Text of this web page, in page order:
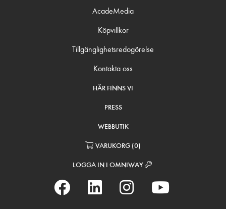
AcadeMedia
Köpvillkor
Tillgänglighetsredogörelse
Kontakta oss
HÄR FINNS VI
PRESS
WEBBUTIK
VARUKORG (0)
LOGGA IN I OMNIWAY